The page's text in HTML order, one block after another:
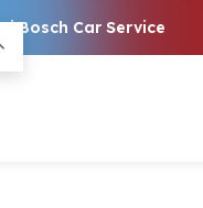
Bosch Car Service